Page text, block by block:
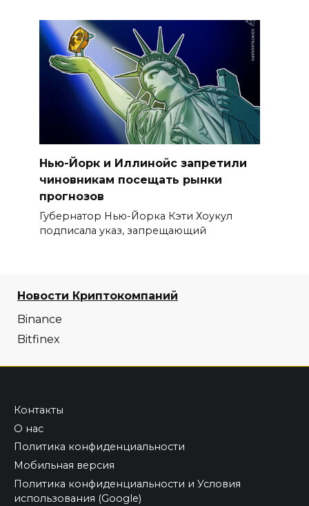
Нью-Йорк и Иллинойс запретили
чиновникам посещать рынки
прогнозов
Губернатор Нью-Йорка Кэти Хоукул
подписала указ, запрещающий
Новости Криптокомпаний
Binance
Bitfinex
Контакты
О нас
Политика конфиденциальности
Мобильная версия
Политика конфиденциальности и Условия
использования (Google)